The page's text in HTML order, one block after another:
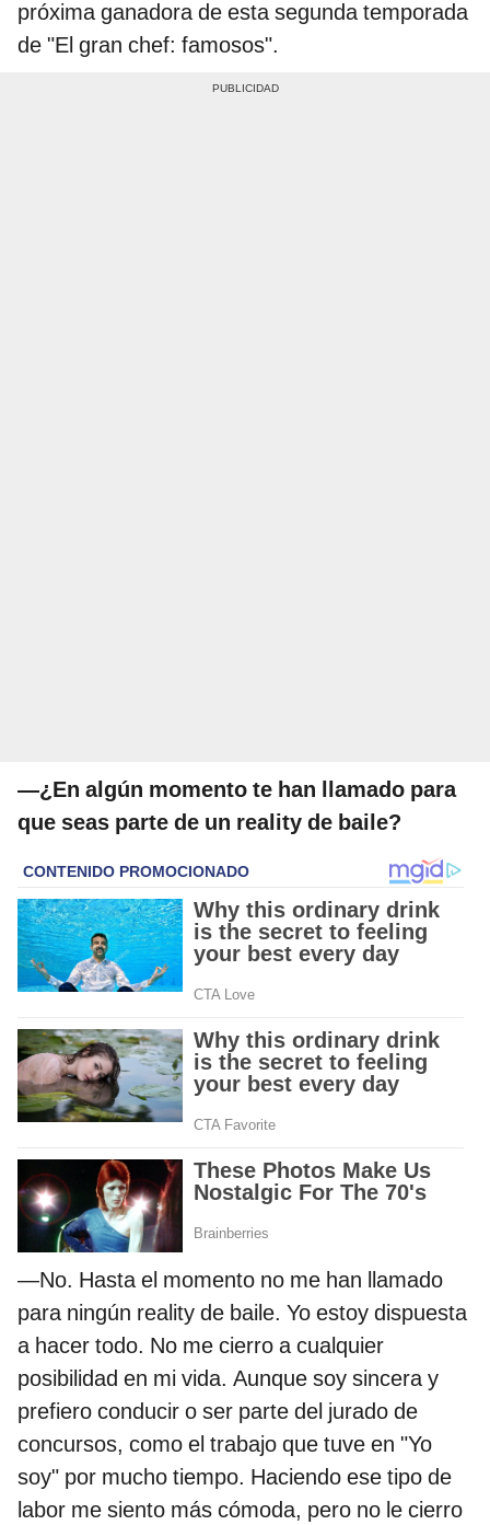
próxima ganadora de esta segunda temporada
de "El gran chef: famosos".
—¿En algún momento te han llamado para
que seas parte de un reality de baile?
—No. Hasta el momento no me han llamado
para ningún reality de baile. Yo estoy dispuesta
a hacer todo. No me cierro a cualquier
posibilidad en mi vida. Aunque soy sincera y
prefiero conducir o ser parte del jurado de
concursos, como el trabajo que tuve en "Yo
soy" por mucho tiempo. Haciendo ese tipo de
labor me siento más cómoda, pero no le cierro